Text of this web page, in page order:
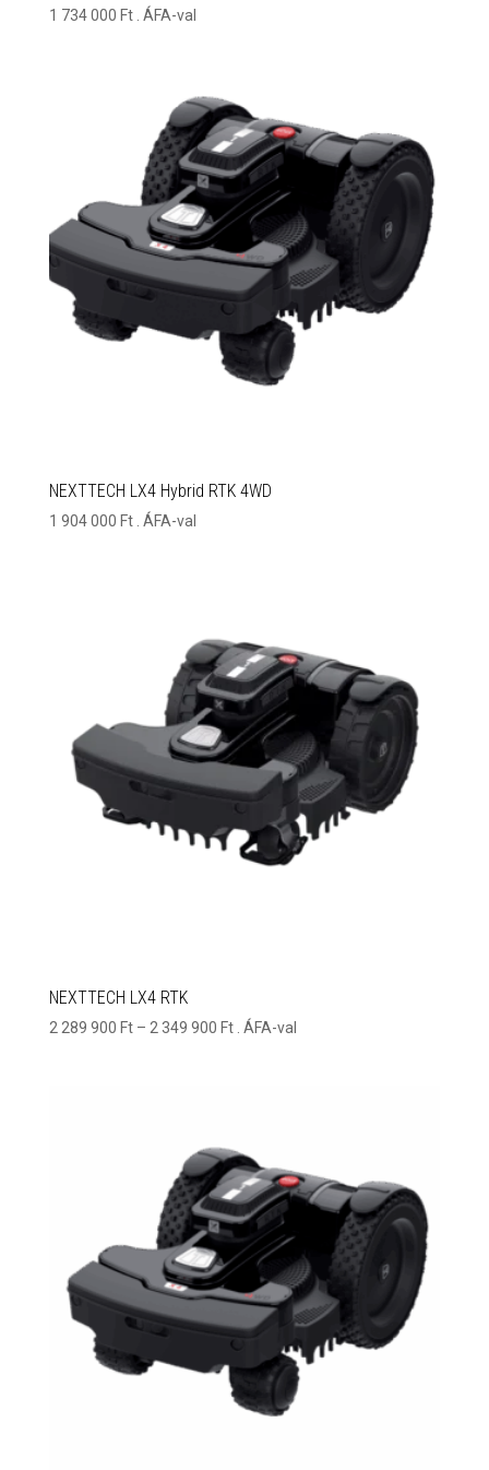
1 734 000 Ft . ÁFA-val
NEXTTECH LX4 Hybrid RTK 4WD
1 904 000 Ft . ÁFA-val
NEXTTECH LX4 RTK
2 289 900 Ft – 2 349 900 FtÁrtartomány:
2
349
900 Ft
. ÁFA-val